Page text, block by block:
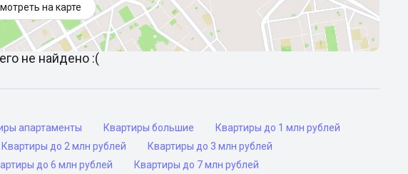
на карте
не найдено :(
апартаменты Квартиры большие
Квартиры до 1 млн рублей
Квартиры до 2 млн рублей
Квартиры до 3 млн рублей
до 6 млн рублей
Квартиры до 7 млн рублей